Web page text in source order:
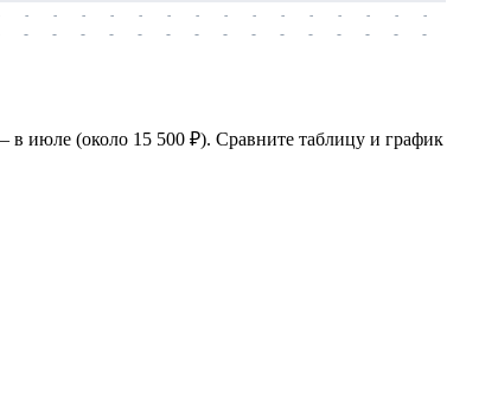
-
-
-
-
-
-
-
-
-
-
-
-
-
-
-
-
-
-
-
-
-
-
-
-
-
-
-
-
-
-
в июле (около 15 500 ₽). Сравните таблицу и график